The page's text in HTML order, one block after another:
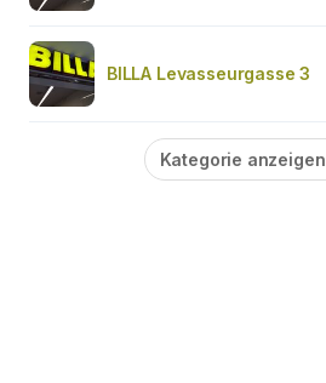
BILLA Levasseurgasse 3
Kategorie anzeigen